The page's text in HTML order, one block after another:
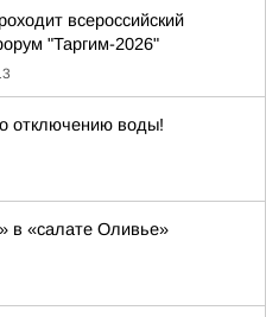
всероссийский
"Таргим-2026"
отключению воды!
в «салате Оливье»